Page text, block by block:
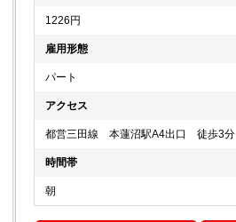
1226円
雇用形態
パート
アクセス
都営三田線 本蓮沼駅A4出口 徒歩3分
時間帯
朝